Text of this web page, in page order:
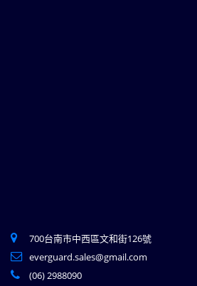
700台南市中西區文和街126號
everguard.sales@gmail.com
(06) 2988090